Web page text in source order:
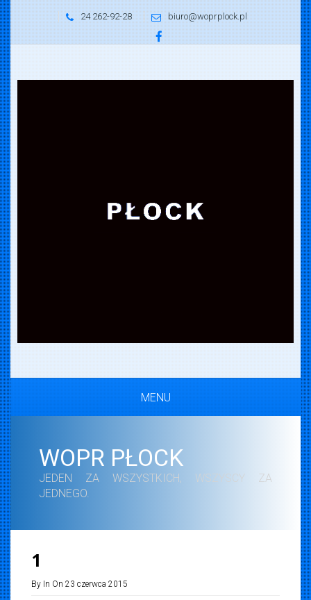
24 262-92-28 biuro@woprplock.pl
MENU
WOPR PŁOCK
JEDEN ZA WSZYSTKICH, WSZYSCY ZA
JEDNEGO.
1
By In On 23 czerwca 2015